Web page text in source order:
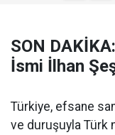
SON
İsmi İlhan
Türkiye, efsane
ve duruşuyla Türk